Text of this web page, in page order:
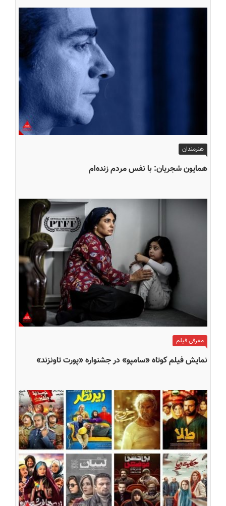
هنرمندان
همایون شجریان: با نفس مردم‌ زنده‌ام
معرفی فیلم
نمایش فیلم کوتاه «سامپو» در جشنواره «پورت تاونزند»